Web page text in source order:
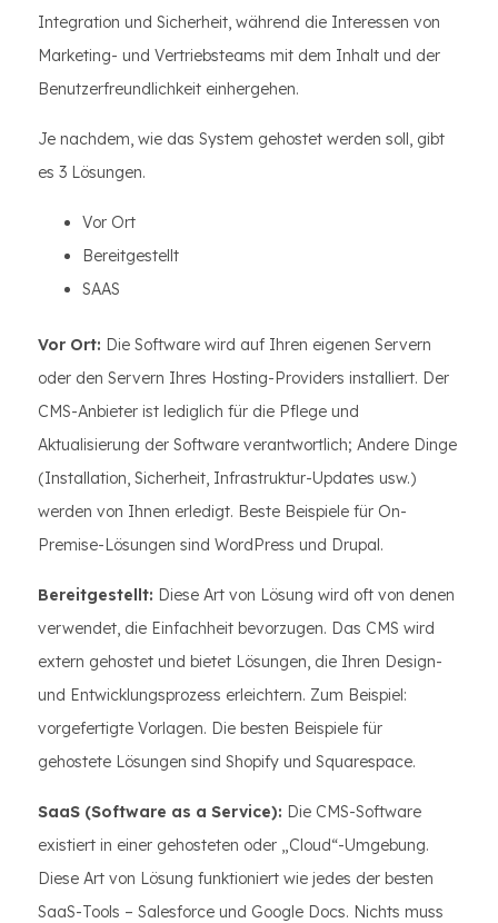
Integration und Sicherheit, während die Interessen von
Marketing- und Vertriebsteams mit dem Inhalt und der
Benutzerfreundlichkeit einhergehen.
Je nachdem, wie das System gehostet werden soll, gibt
es 3 Lösungen.
Vor Ort
Bereitgestellt
SAAS
Vor Ort: Die Software wird auf Ihren eigenen Servern
oder den Servern Ihres Hosting-Providers installiert. Der
CMS-Anbieter ist lediglich für die Pflege und
Aktualisierung der Software verantwortlich; Andere Dinge
(Installation, Sicherheit, Infrastruktur-Updates usw.)
werden von Ihnen erledigt. Beste Beispiele für On-
Premise-Lösungen sind WordPress und Drupal.
Bereitgestellt: Diese Art von Lösung wird oft von denen
verwendet, die Einfachheit bevorzugen. Das CMS wird
extern gehostet und bietet Lösungen, die Ihren Design-
und Entwicklungsprozess erleichtern. Zum Beispiel:
vorgefertigte Vorlagen. Die besten Beispiele für
gehostete Lösungen sind Shopify und Squarespace.
SaaS (Software as a Service): Die CMS-Software
existiert in einer gehosteten oder „Cloud“-Umgebung.
Diese Art von Lösung funktioniert wie jedes der besten
SaaS-Tools – Salesforce und Google Docs. Nichts muss